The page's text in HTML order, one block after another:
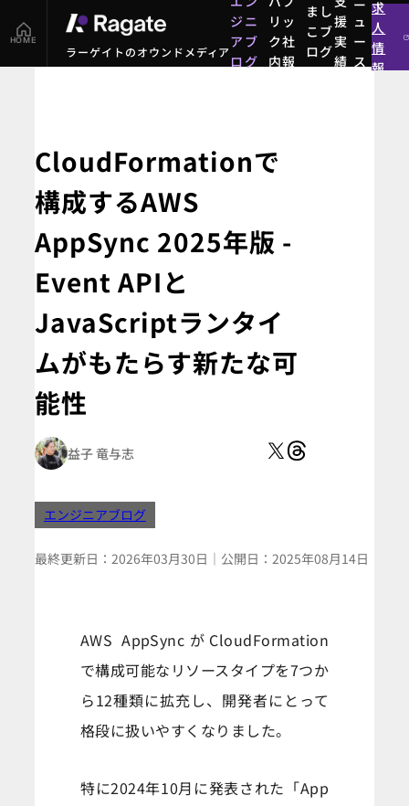
HOME
ラーゲイトのオウンドメディア
ジニ
アブ
ログ
リッ
ク社
内報
まし
こブ
ログ
まし
援
実
績
ュ
ー
ス
求
人
情
報
CloudFormationで
構成するAWS
AppSync 2025年版 -
Event APIと
JavaScriptランタイ
ムがもたらす新たな可
能性
益子 竜与志
エンジニアブログ
最終更新日： 2026年03月30日 ｜ 公開日： 2025年08月14日
AWS AppSyncがCloudFormation
で構成可能なリソースタイプを7つか
ら12種類に拡充し、開発者にとって
格段に扱いやすくなりました。
特に2024年10月に発表された「App